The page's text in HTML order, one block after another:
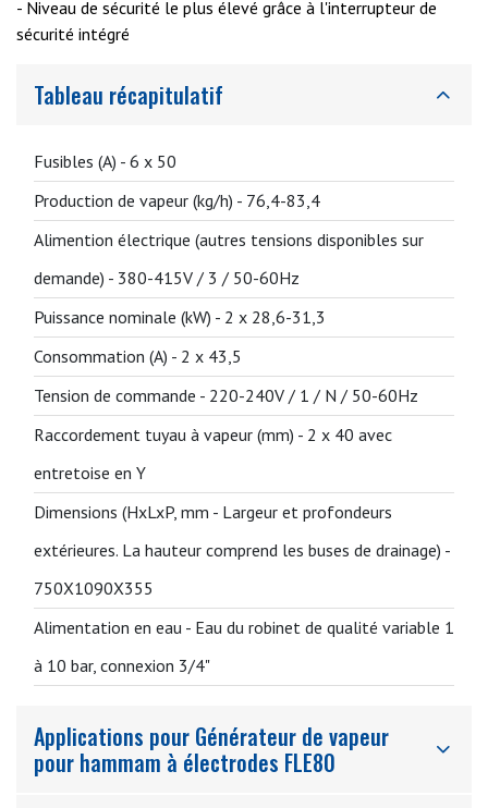
- Niveau de sécurité le plus élevé grâce à l'interrupteur de
sécurité intégré
Tableau récapitulatif
Fusibles (A) - 6 x 50
Production de vapeur (kg/h) - 76,4-83,4
Alimention électrique (autres tensions disponibles sur
demande) - 380-415V / 3 / 50-60Hz
Puissance nominale (kW) - 2 x 28,6-31,3
Consommation (A) - 2 x 43,5
Tension de commande - 220-240V / 1 / N / 50-60Hz
Raccordement tuyau à vapeur (mm) - 2 x 40 avec
entretoise en Y
Dimensions (HxLxP, mm - Largeur et profondeurs
extérieures. La hauteur comprend les buses de drainage) -
750X1090X355
Alimentation en eau - Eau du robinet de qualité variable 1
à 10 bar, connexion 3/4"
Applications pour Générateur de vapeur
pour hammam à électrodes FLE80